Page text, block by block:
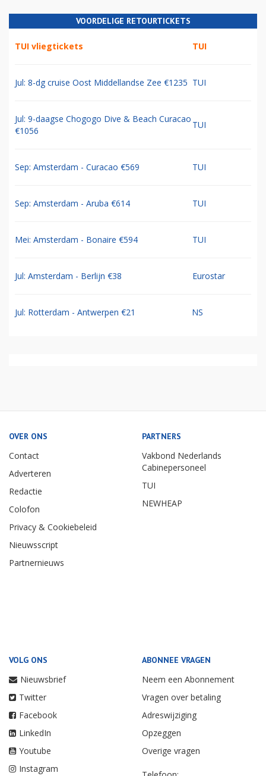
VOORDELIGE RETOURTICKETS
TUI vliegtickets TUI
Jul: 8-dg cruise Oost Middellandse Zee €1235 TUI
Jul: 9-daagse Chogogo Dive & Beach Curacao
€1056
TUI
Sep: Amsterdam - Curacao €569 TUI
Sep: Amsterdam - Aruba €614 TUI
Mei: Amsterdam - Bonaire €594 TUI
Jul: Amsterdam - Berlijn €38 Eurostar
Jul: Rotterdam - Antwerpen €21 NS
OVER ONS
Contact
Adverteren
Redactie
Colofon
Privacy & Cookiebeleid
Nieuwsscript
Partnernieuws
PARTNERS
Vakbond Nederlands
Cabinepersoneel
TUI
NEWHEAP
VOLG ONS
Nieuwsbrief
Twitter
Facebook
LinkedIn
Youtube
Instagram
ABONNEE VRAGEN
Neem een Abonnement
Vragen over betaling
Adreswijziging
Opzeggen
Overige vragen